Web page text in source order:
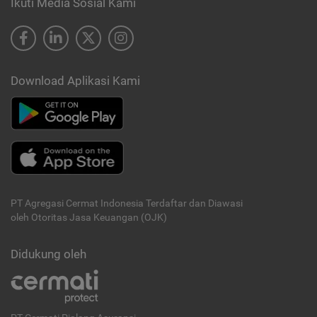
Ikuti Media Sosial Kami
Download Aplikasi Kami
PT Agregasi Cermat Indonesia Terdaftar dan Diawasi
oleh Otoritas Jasa Keuangan (OJK)
Didukung oleh